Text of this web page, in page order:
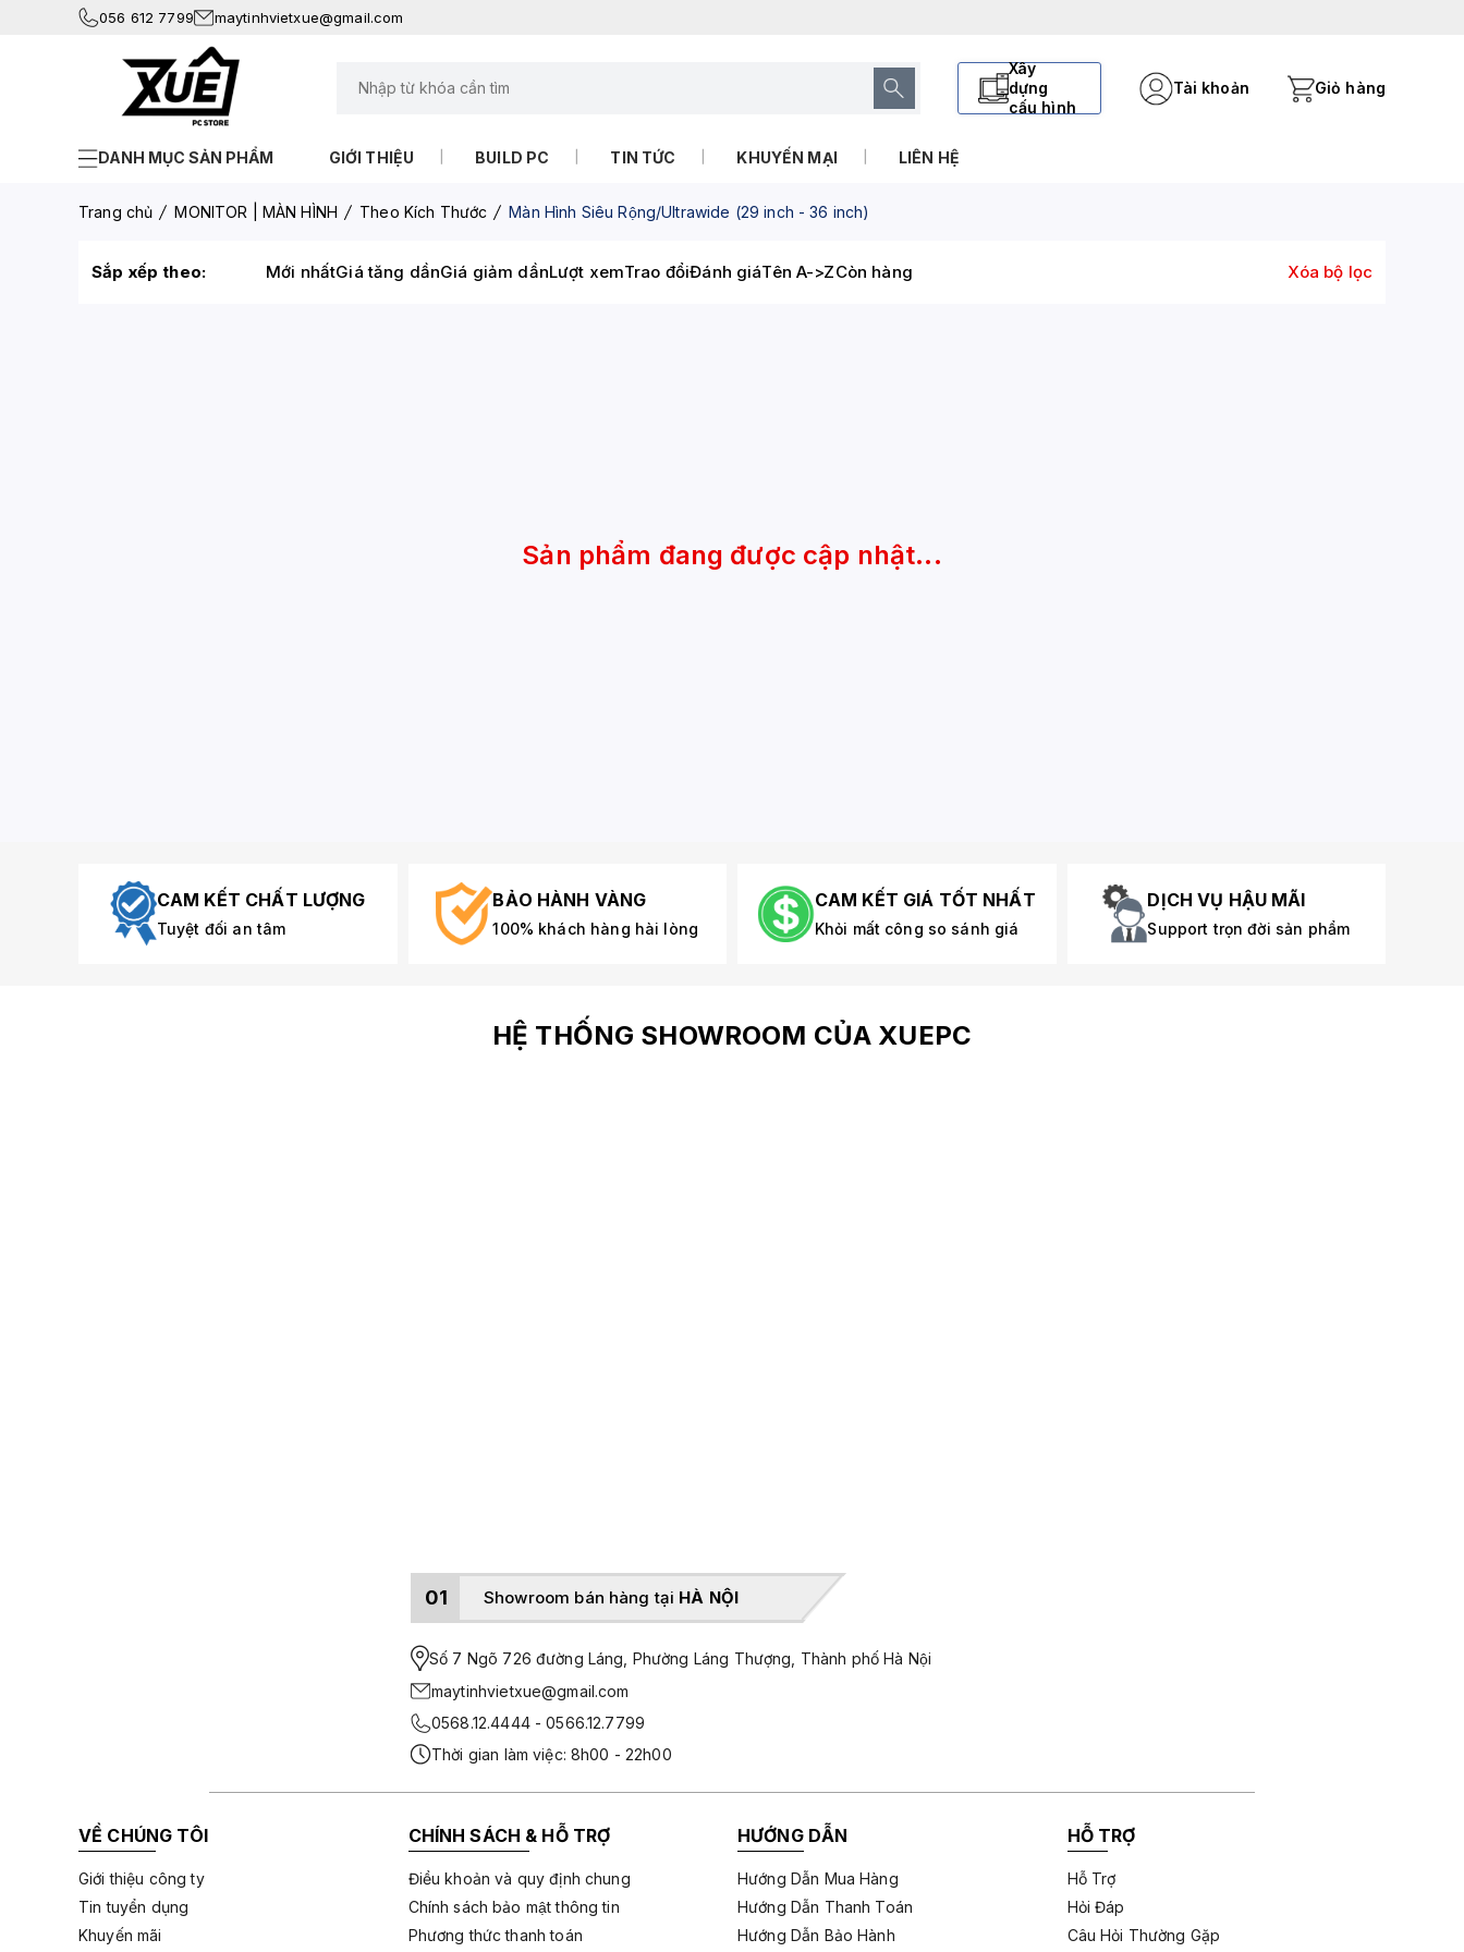
056 612 7799 maytinhvietxue@gmail.com
Xây
dựng
cấu hình
Tài khoản Giỏ hàng
DANH MỤC SẢN PHẨM GIỚI THIỆU BUILD PC TIN TỨC KHUYẾN MẠI LIÊN HỆ
Trang chủ MONITOR | MÀN HÌNH Theo Kích Thước Màn Hình Siêu Rộng/Ultrawide (29 inch - 36 inch)
Sắp xếp theo: Mới nhấtGiá tăng dầnGiá giảm dầnLượt xemTrao đổiĐánh giáTên A->ZCòn hàng Xóa bộ lọc
Sản phẩm đang được cập nhật...
CAM KẾT CHẤT LƯỢNG
Tuyệt đối an tâm
BẢO HÀNH VÀNG
100% khách hàng hài lòng
CAM KẾT GIÁ TỐT NHẤT
Khỏi mất công so sánh giá
DỊCH VỤ HẬU MÃI
Support trọn đời sản phẩm
HỆ THỐNG SHOWROOM CỦA XUEPC
01 Showroom bán hàng tại HÀ NỘI
Số 7 Ngõ 726 đường Láng, Phường Láng Thượng, Thành phố Hà Nội
maytinhvietxue@gmail.com
0568.12.4444 - 0566.12.7799
Thời gian làm việc: 8h00 - 22h00
VỀ CHÚNG TÔI
Giới thiệu công ty
Tin tuyển dụng
Khuyến mãi
CHÍNH SÁCH & HỖ TRỢ
Điều khoản và quy định chung
Chính sách bảo mật thông tin
Phương thức thanh toán
HƯỚNG DẪN
Hướng Dẫn Mua Hàng
Hướng Dẫn Thanh Toán
Hướng Dẫn Bảo Hành
HỖ TRỢ
Hỗ Trợ
Hỏi Đáp
Câu Hỏi Thường Gặp